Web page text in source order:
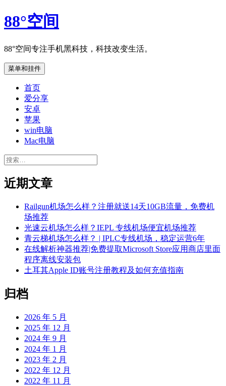
跳
至
容
88°空间
88°空间专注手机黑科技，科技改变生活。
菜单和挂件
首页
爱分享
安卓
苹果
win电脑
Mac电脑
搜
近期文章
Railgun机场怎么样？注册就送14天10GB流量，免费机
场推荐
光速云机场怎么样？IEPL 专线机场便宜机场推荐
青云梯机场怎么样？ | IPLC专线机场，稳定运营6年
在线解析神器推荐|免费提取Microsoft Store应用商店里面
程序离线安装包
土耳其Apple ID账号注册教程及如何充值指南
归档
2026 年 5 月
2025 年 12 月
2024 年 9 月
2024 年 1 月
2023 年 2 月
2022 年 12 月
2022 年 11 月